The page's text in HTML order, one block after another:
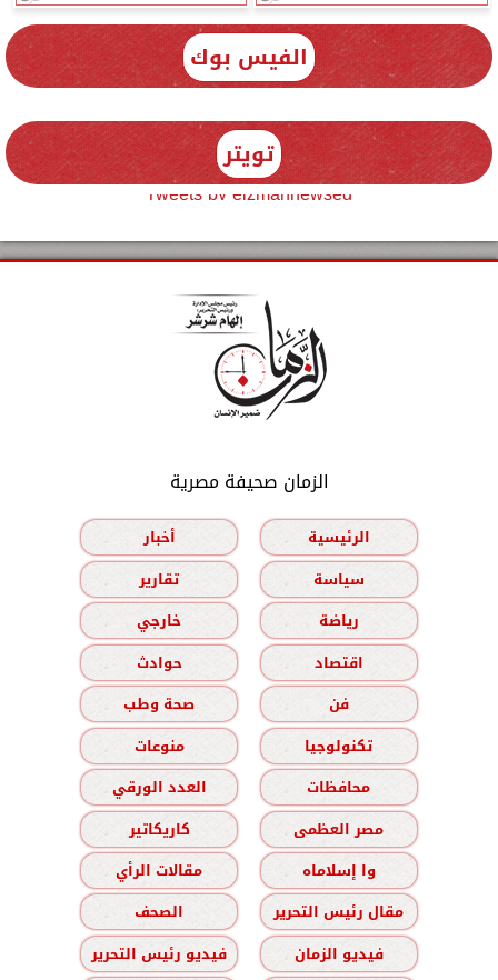
الفيس بوك
تويتر
Tweets by elzmannewseg
الزمان صحيفة مصرية
الرئيسية
أخبار
سياسة
تقارير
رياضة
خارجي
اقتصاد
حوادث
فن
صحة وطب
تكنولوجيا
منوعات
محافظات
العدد الورقي
مصر العظمى
كاريكاتير
وا إسلاماه
مقالات الرأي
مقال رئيس التحرير
الصحف
فيديو الزمان
فيديو رئيس التحرير